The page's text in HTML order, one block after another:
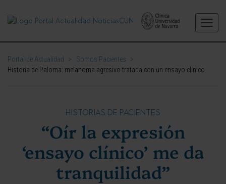
Portal de Actualidad > Somos Pacientes
>
Historia de Paloma: melanoma agresivo tratada con un ensayo clínico
HISTORIAS DE PACIENTES
“Oír la expresión
‘ensayo clínico’ me da
tranquilidad”